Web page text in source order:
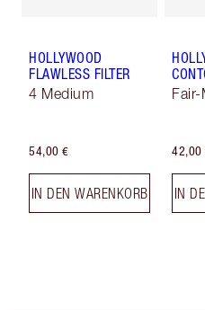
HOLLYWOOD
FLAWLESS FILTER
4 Medium
54,00 €
IN DEN WARENKORB
42,00
IN